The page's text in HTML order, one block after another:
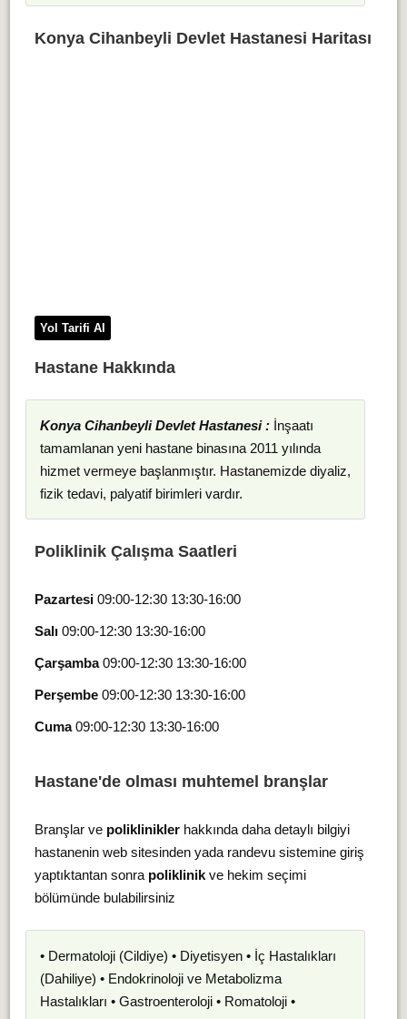
Konya Cihanbeyli Devlet Hastanesi Haritası
Yol Tarifi Al
Hastane Hakkında
Konya Cihanbeyli Devlet Hastanesi : İnşaatı
tamamlanan yeni hastane binasına 2011 yılında
hizmet vermeye başlanmıştır. Hastanemizde diyaliz,
fizik tedavi, palyatif birimleri vardır.
Poliklinik Çalışma Saatleri
Pazartesi09:00-12:30 13:30-16:00
Salı09:00-12:30 13:30-16:00
Çarşamba09:00-12:30 13:30-16:00
Perşembe09:00-12:30 13:30-16:00
Cuma09:00-12:30 13:30-16:00
Hastane'de olması muhtemel branşlar
Branşlar ve polikliniklerhakkında daha detaylı bilgiyi
hastanenin web sitesinden yada randevu sistemine giriş
yaptıktantan sonra poliklinikve hekim seçimi
bölümünde bulabilirsiniz
• Dermatoloji (Cildiye) • Diyetisyen • İç Hastalıkları
(Dahiliye) • Endokrinoloji ve Metabolizma
Hastalıkları • Gastroenteroloji • Romatoloji •